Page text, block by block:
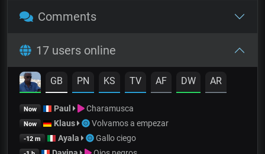
Comments
17 users online
GB PN KS TV AF DW AR
Now Paul Charamusca
Now Klaus Volvamos a empezar
-12 m Ayala Gallo ciego